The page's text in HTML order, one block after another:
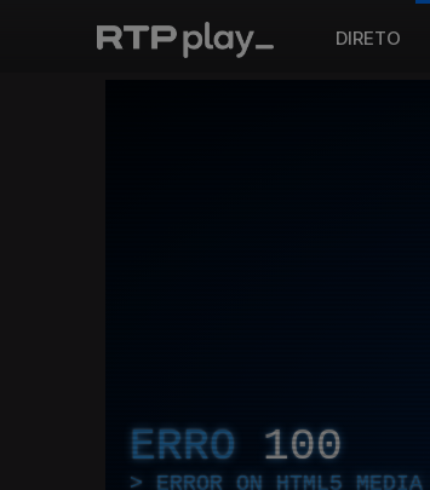
DIRETO
ERRO 100
ERROR ON HTML5 MEDIA